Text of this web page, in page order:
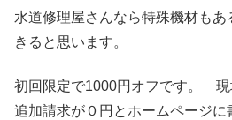
水道修理屋さんなら特殊機材も
きると思います。
初回限定で1000円オフです。 現
追加請求が０円とホームページに